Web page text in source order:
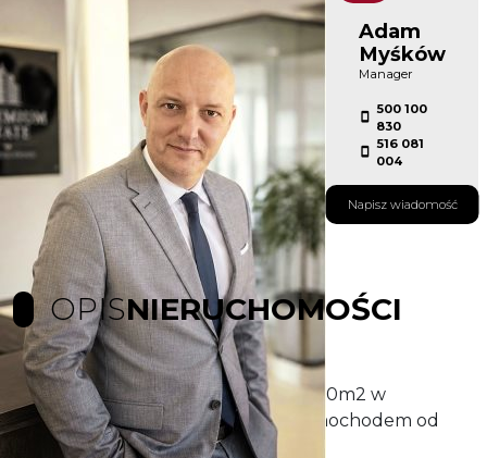
Adam
Myśków
Manager
500 100
830
516 081
004
Napisz wiadomość
OPISNIERUCHOMOŚCI
Oferta sprzedaży obiektu o pow.1000m2 w
miejscowości Gartz, 25min jazdy samochodem od
Szczecina.